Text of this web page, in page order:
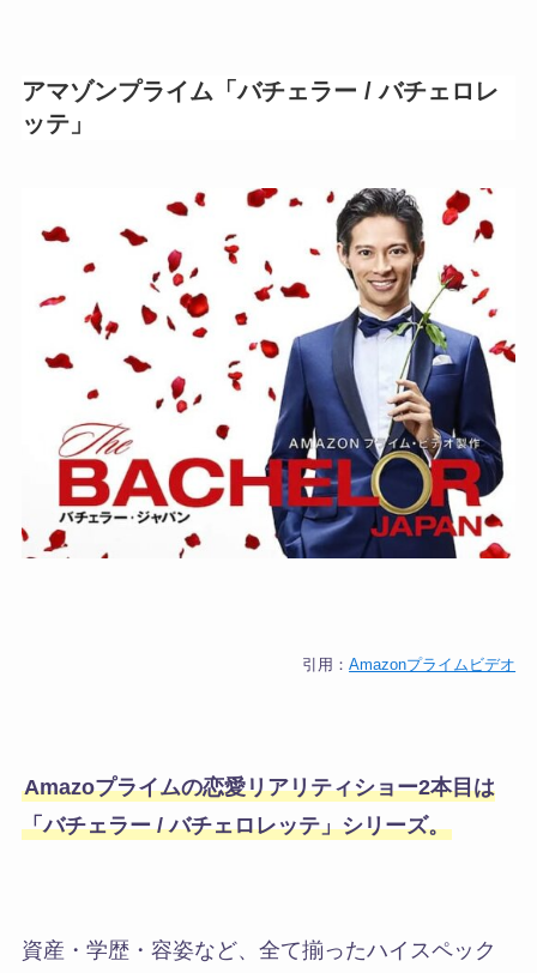
アマゾンプライム「バチェラー / バチェロレ
ッテ」
引用：Amazonプライムビデオ
Amazoプライムの恋愛リアリティショー2本目は
「バチェラー / バチェロレッテ」シリーズ。
資産・学歴・容姿など、全て揃ったハイスペック